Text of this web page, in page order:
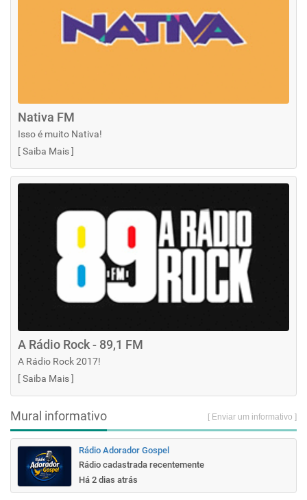
Nativa FM
Isso é muito Nativa!
[Saiba Mais]
A Rádio Rock - 89,1 FM
A Rádio Rock 2017!
[Saiba Mais]
Mural informativo [ Enviar um informativo ]
Rádio Adorador Gospel
Rádio cadastrada recentemente
Há 2 dias atrás